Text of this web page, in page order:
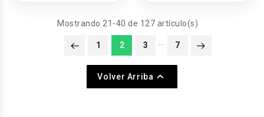
Mostrando 21-40 de 127 artículo(s)
1 2 3 … 7
Volver Arriba 